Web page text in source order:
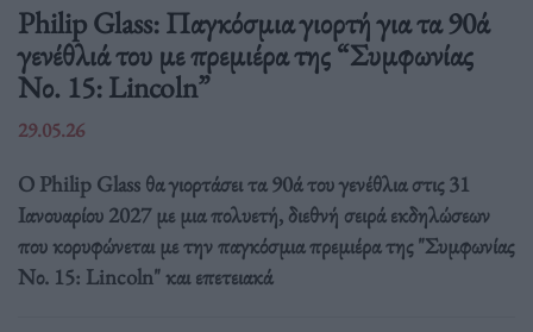
Philip Glass: Παγκόσμια γιορτή για τα 90ά
γενέθλιά του με πρεμιέρα της “Συμφωνίας
Νο. 15: Lincoln”
29.05.26
Ο Philip Glass θα γιορτάσει τα 90ά του γενέθλια στις 31
Ιανουαρίου 2027 με μια πολυετή, διεθνή σειρά εκδηλώσεων
που κορυφώνεται με την παγκόσμια πρεμιέρα της "Συμφωνίας
Νο. 15: Lincoln" και επετειακά